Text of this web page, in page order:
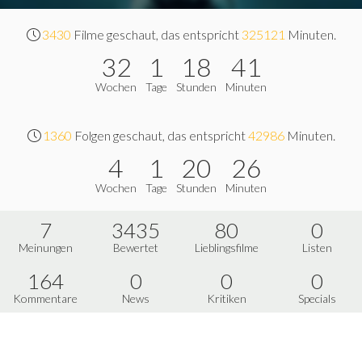
3430 Filme geschaut, das entspricht 325121 Minuten.
32
Wochen
1
Tage
18
Stunden
41
Minuten
1360 Folgen geschaut, das entspricht42986Minuten.
4
Wochen
1
Tage
20
Stunden
26
Minuten
7
Meinungen
3435
Bewertet
80
Lieblingsfilme
0
Listen
164
Kommentare
0
News
0
Kritiken
0
Specials